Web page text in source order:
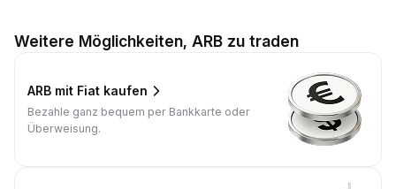
Weitere Möglichkeiten, ARB zu traden
ARB mit Fiat kaufen
Bezahle ganz bequem per Bankkarte oder
Überweisung.